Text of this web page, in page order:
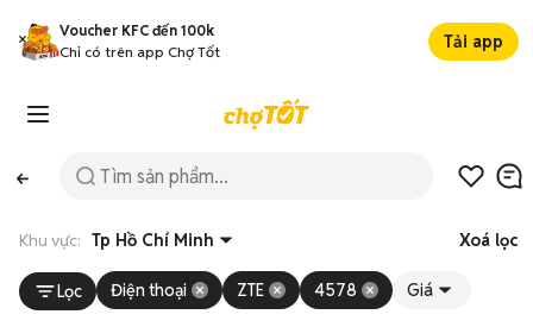
Voucher KFC đến 100k
Chỉ có trên app Chợ Tốt
Tải app
Khu vực: Tp Hồ Chí Minh Xoá lọc
Lọc Điện thoại ZTE 4578 Giá